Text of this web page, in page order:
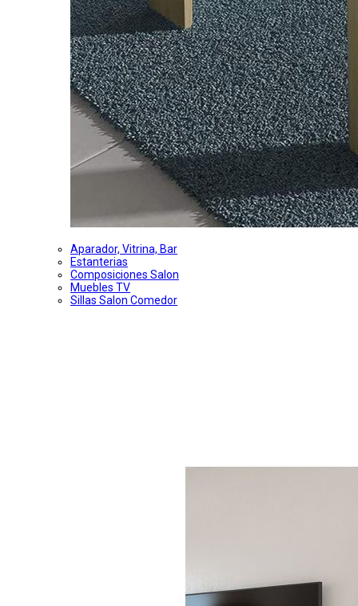
Aparador, Vitrina, Bar
Estanterias
Composiciones Salon
Muebles TV
Sillas Salon Comedor